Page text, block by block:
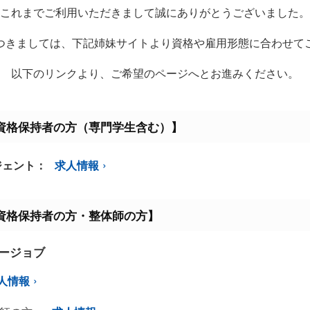
これまでご利用いただきまして誠にありがとうございました。
きましては、下記姉妹サイトより資格や雇用形態に合わせて
以下のリンクより、ご希望のページへとお進みください。
保持者の方（専門学生含む）】
ント： 求人情報
保持者の方・整体師の方】
ジョブ
情報